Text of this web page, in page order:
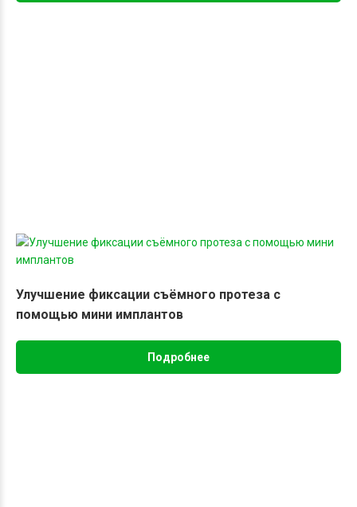
Улучшение фиксации съёмного протеза с
помощью мини имплантов
Подробнее